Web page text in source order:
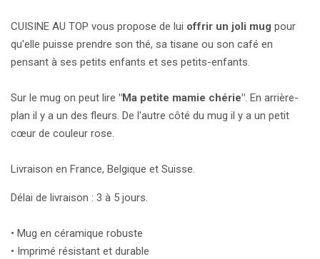
CUISINE AU TOP vous propose de lui offrir un joli mug pour
qu'elle puisse prendre son thé, sa tisane ou son café en
pensant à ses petits enfants et ses petits-enfants.
Sur le mug on peut lire "Ma petite mamie chérie". En arrière-
plan il y a un des fleurs. De l'autre côté du mug il y a un petit
cœur de couleur rose.
Livraison en France, Belgique et Suisse.
Délai de livraison : 3 à 5 jours.
• Mug en céramique robuste
• Imprimé résistant et durable